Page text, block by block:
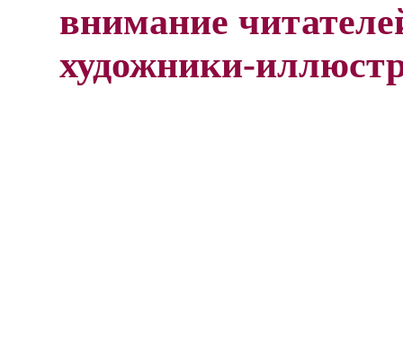
внимание
художники-